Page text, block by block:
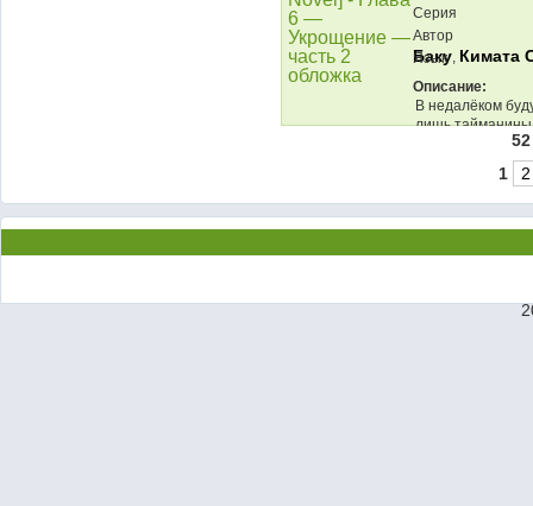
Серия
Автор
Баку, Кимата
Язык
Описание:
В недалёком
лишь
противостоять
1
2